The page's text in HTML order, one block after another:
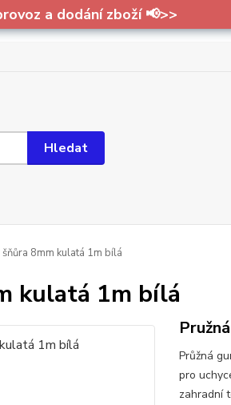
a dodání zboží 📢>>
Hledat
šňůra 8mm kulatá 1m bílá
kulatá 1m bílá
Průžná
pro
zahradní